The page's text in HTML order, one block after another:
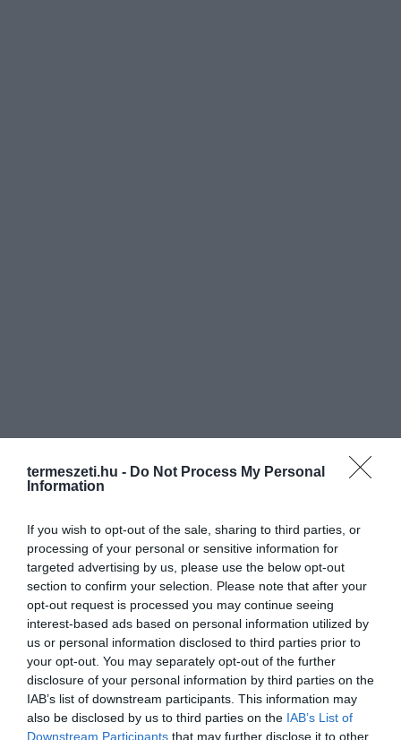
termeszeti.hu - Do Not Process My Personal
Information
If you wish to opt-out of the sale, sharing to third parties, or
processing of your personal or sensitive information for
targeted advertising by us, please use the below opt-out
section to confirm your selection. Please note that after your
opt-out request is processed you may continue seeing
interest-based ads based on personal information utilized by
us or personal information disclosed to third parties prior to
your opt-out. You may separately opt-out of the further
disclosure of your personal information by third parties on the
IAB’s list of downstream participants. This information may
also be disclosed by us to third parties on the IAB’s List of
Downstream Participants that may further disclose it to other